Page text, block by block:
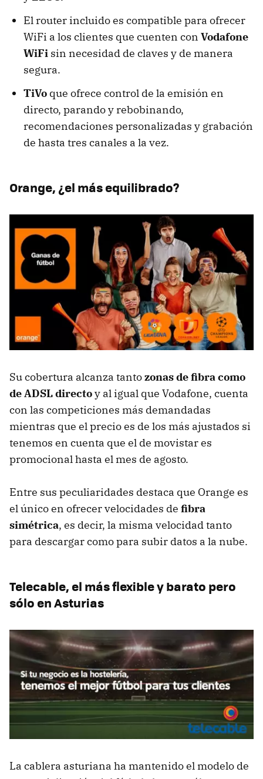
El router incluido es compatible para ofrecer
WiFi a los clientes que cuenten con Vodafone
WiFi sin necesidad de claves y de manera
segura.
TiVo que ofrece control de la emisión en
directo, parando y rebobinando,
recomendaciones personalizadas y grabación
de hasta tres canales a la vez.
Orange, ¿el más equilibrado?
Su cobertura alcanza tantozonas de fibra como
de ADSL directoy al igual que Vodafone, cuenta
con las competiciones más demandadas
mientras que el precio es de los más ajustados si
tenemos en cuenta que el de movistar es
promocional hasta el mes de agosto.
Entre sus peculiaridades destaca que Orange es
el único en ofrecer velocidades de fibra
simétrica, es decir, la misma velocidad tanto
para descargar como para subir datos a la nube.
Telecable, el más flexible y barato pero
sólo en Asturias
La cablera asturiana ha mantenido el modelo de